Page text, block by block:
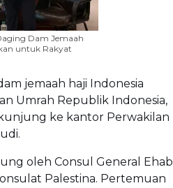
Dam Jemaah
untuk Rakyat
jemaah haji Indonesia
Umrah Republik Indonesia,
ke kantor Perwakilan
oleh Consul General Ehab
Palestina. Pertemuan